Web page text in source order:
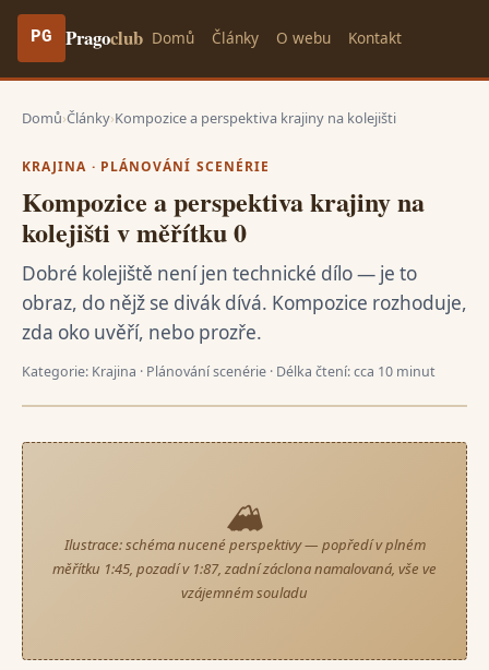
PG Pragoclub Domů Články O webu Kontakt
Domů›Články›Kompozice a perspektiva krajiny na kolejišti
KRAJINA · PLÁNOVÁNÍ SCENÉRIE
Kompozice a perspektiva krajiny na
kolejišti v měřítku 0
Dobré kolejiště není jen technické dílo — je to
obraz, do nějž se divák dívá. Kompozice rozhoduje,
zda oko uvěří, nebo prozře.
Kategorie: Krajina · Plánování scenérie · Délka čtení: cca 10 minut
🏔️
Ilustrace: schéma nucené perspektivy — popředí v plném
měřítku 1:45, pozadí v 1:87, zadní záclona namalovaná, vše ve
vzájemném souladu